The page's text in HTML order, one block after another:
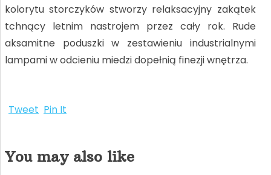
kolorytu storczyków stworzy relaksacyjny zakątek
tchnący letnim nastrojem przez cały rok. Rude
aksamitne poduszki w zestawieniu industrialnymi
lampami w odcieniu miedzi dopełnią finezji wnętrza.
Tweet Pin It
You may also like